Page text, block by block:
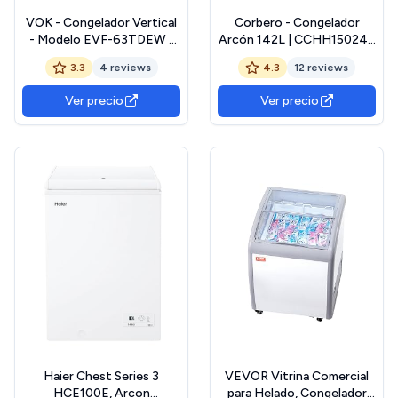
VOK - Congelador Vertical
- Modelo EVF-63TDEW -
Capacidad 63 L - Ancho 45
cm - Bajo Consumo -
Eficiencia Energética E -
Diseño Compacto en
Blanco
3.3 4 reviews
Ver precio
Corbero - Congelador
Arcón 142L | CCHH15024E
| Control Electrónico con
Display | Luz LED | Tirador |
1 Cesta Interior | 2 Ruedas |
2 Patas Ajustables | 40 Db |
Eficiencia Energética E |
4.3 12 reviews
Ver precio
Haier Chest Series 3
HCE100E, Arcon
VEVOR Vitrina Comercial
para Helado, Congelador